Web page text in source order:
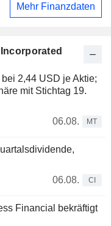
2,44 USD je Aktie;
mit Stichtag 19.
06.08.
MT
06.08.
CI
Financial bekräftigt
Mehr Finanzdaten